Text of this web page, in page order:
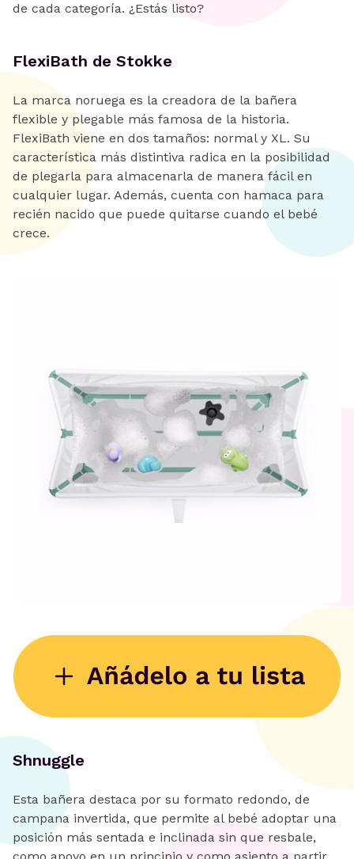
de cada categoría. ¿Estás listo?
FlexiBath de Stokke
La marca noruega es la creadora de la bañera
flexible y plegable más famosa de la historia.
FlexiBath viene en dos tamaños: normal y XL. Su
característica más distintiva radica en la posibilidad
de plegarla para almacenarla de manera fácil en
cualquier lugar. Además, cuenta con hamaca para
recién nacido que puede quitarse cuando el bebé
crece.
Shnuggle
Esta bañera destaca por su formato redondo, de
campana invertida, que permite al bebé adoptar una
posición más sentada e inclinada sin que resbale,